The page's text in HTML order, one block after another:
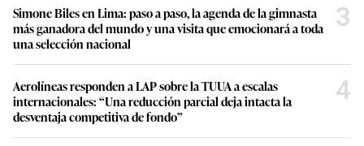
Simone Biles en Lima: paso a paso, la agenda de la gimnasta
más ganadora del mundo y una visita que emocionará a toda
una selección nacional
3
Aerolíneas responden a LAP sobre la TUUA a escalas
internacionales: “Una reducción parcial deja intacta la
desventaja competitiva de fondo”
4